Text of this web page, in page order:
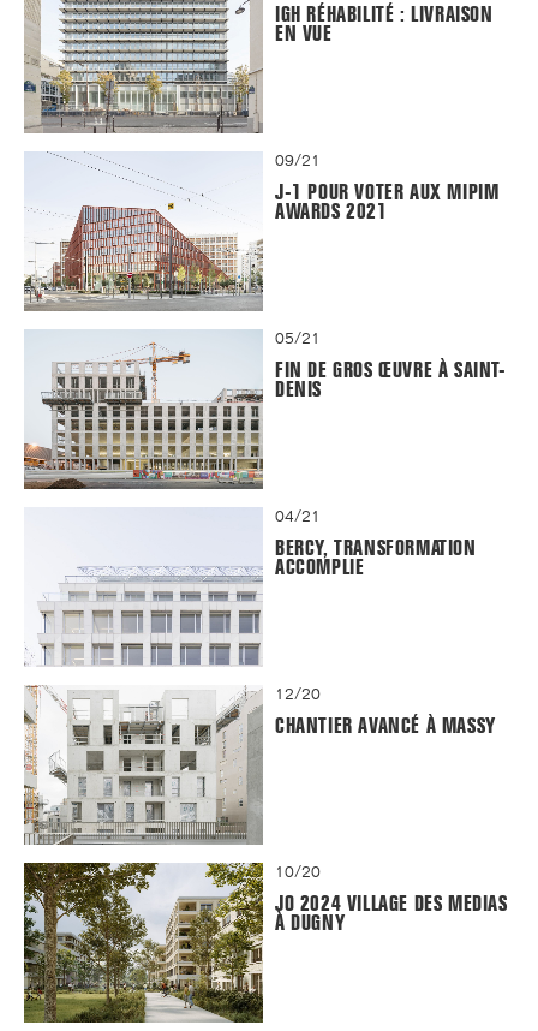
IGH RÉHABILITÉ : LIVRAISON
EN VUE
09/21
J-1 POUR VOTER AUX MIPIM
AWARDS 2021
05/21
FIN DE GROS ŒUVRE À SAINT-
DENIS
04/21
BERCY, TRANSFORMATION
ACCOMPLIE
12/20
CHANTIER AVANCÉ À MASSY
10/20
JO 2024 VILLAGE DES MEDIAS
À DUGNY